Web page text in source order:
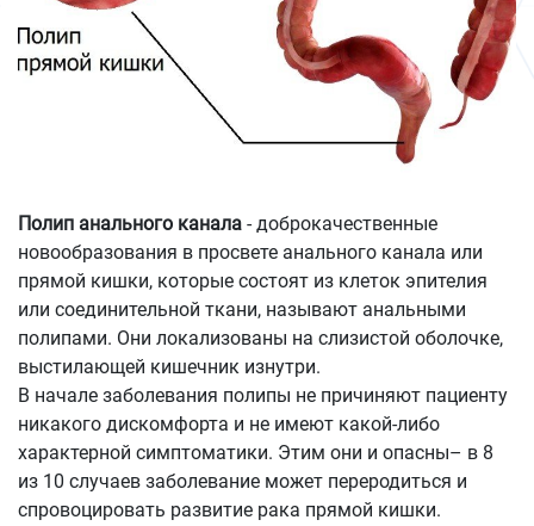
Полип анального канала - доброкачественные
новообразования в просвете анального канала или
прямой кишки, которые состоят из клеток эпителия
или соединительной ткани, называют анальными
полипами. Они локализованы на слизистой оболочке,
выстилающей кишечник изнутри.
В начале заболевания полипы не причиняют пациенту
никакого дискомфорта и не имеют какой-либо
характерной симптоматики. Этим они и опасны– в 8
из 10 случаев заболевание может переродиться и
спровоцировать развитие рака прямой кишки.